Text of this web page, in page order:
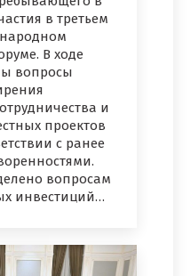
в третьем
В ходе
вопросы
и
проектов
с ранее
вопросам
инвестиций…